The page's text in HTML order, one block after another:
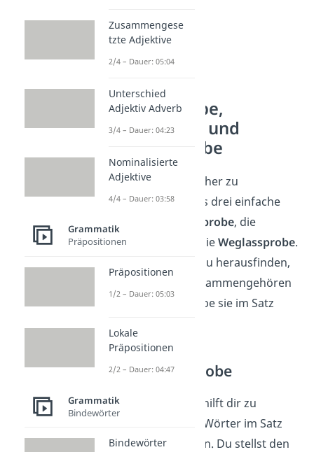
Umstellprobe,
Ersatzprobe und
Weglassprobe
Um Satzglieder sicher zu
bestimmen, gibt es drei einfache
Tests: die
Umstellprobe, die
Ersatzprobe
und dieWeglassprobe.
Mit ihnen kannst du herausfinden,
welche Wörter zusammengehören
und welche Aufgabe sie im Satz
Die Umstellprobe
Die Umstellprobe hilft dir zu
erkennen, welche Wörter im Satz
zusammengehören. Du stellst den
Zusammengese
tzte Adjektive
2/4 – Dauer: 05:04
Unterschied
Adjektiv Adverb
3/4 – Dauer: 04:23
Nominalisierte
Adjektive
4/4 – Dauer: 03:58
Grammatik
Präpositionen
Präpositionen
1/2 – Dauer: 05:03
Lokale
Präpositionen
2/2 – Dauer: 04:47
Grammatik
Bindewörter
Bindewörter